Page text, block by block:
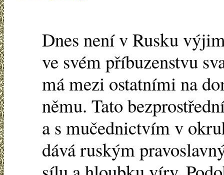
Dnes není v Rusku
ve svém příbuzenstvu
má mezi ostatními na
němu. Tato
a s mučednictvím v
dává ruským